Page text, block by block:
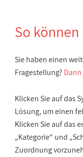
So
Sie haben einen
Fragestellung?
Klicken Sie auf das
Lösung, um einen
Klicken Sie auf das
„Kategorie“ und
Zuordnung